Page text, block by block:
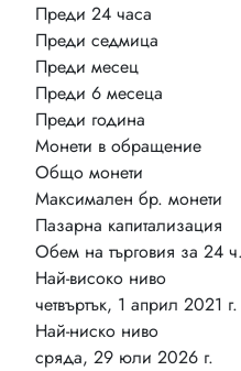
Преди 24 часа
Преди седмица
Преди месец
Преди 6 месеца
Преди година
Монети в обращение
Общо монети
Максимален бр. монети
Пазарна капитализация
Обем на търговия за 24 ч.
Най-високо ниво
четвъртък, 1 април 2021 г.
Най-ниско ниво
сряда, 29 юли 2026 г.